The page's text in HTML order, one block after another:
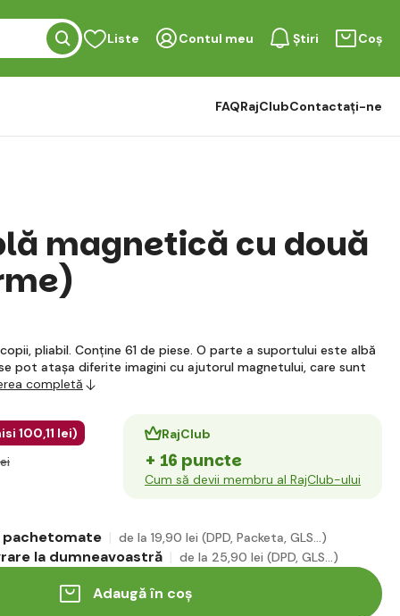
Liste Contul meu Știri Coș
FAQRajClubContactați-ne
magnetică cu două
pliabil. Conține 61 de piese. O parte a suportului este albă
pot atașa diferite imagini cu ajutorul magnetului, care sunt
completă
100,11 lei)
RajClub
+ 16 puncte
Cum să devii membru al RajClub-ului
pachetomate de la 19,90 lei (DPD, Packeta, GLS...)
la dumneavoastră de la 25,90 lei (DPD, GLS...)
Adaugă în coș